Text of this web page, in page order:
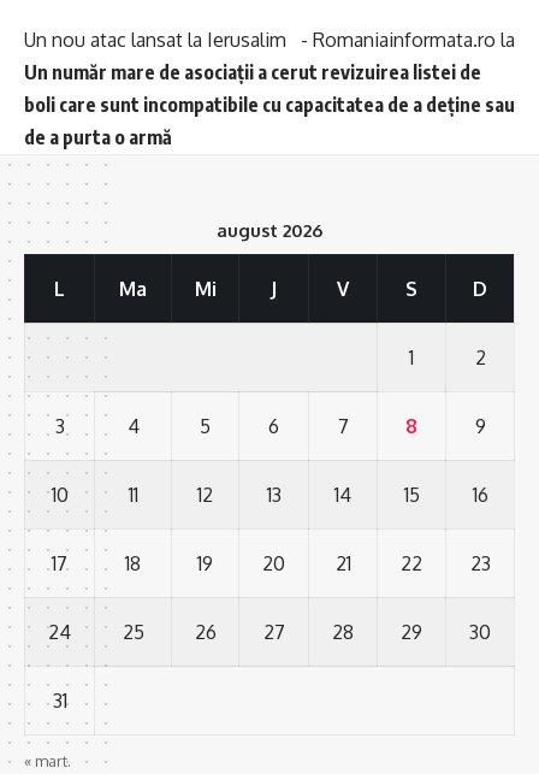
Un nou atac lansat la Ierusalim - Romaniainformata.ro la
Un număr mare de asociații a cerut revizuirea listei de
boli care sunt incompatibile cu capacitatea de a deține sau
de a purta o armă
august 2026
L Ma Mi J V S D
1 2
3 4 5 6 7 8 9
10 11 12 13 14 15 16
17 18 19 20 21 22 23
24 25 26 27 28 29 30
31
« mart.